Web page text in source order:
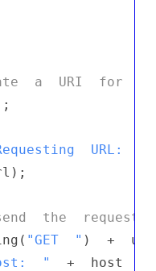
a  URI  for
;
URL:  "
the  request
"GET  " )  +
"
+  host